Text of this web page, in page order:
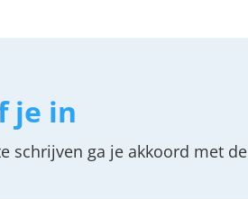
je in
schrijven ga je akkoord met de